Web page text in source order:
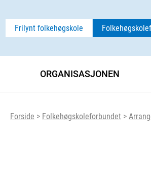
Frilynt folkehøgskole
Forside > Folkehøgskoleforbundet >
ORGANISASJONEN